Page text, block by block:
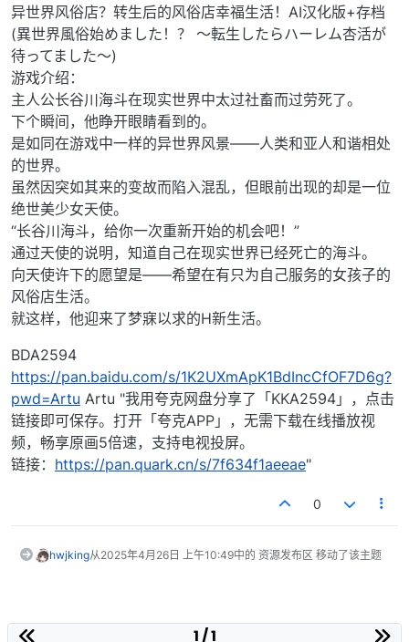
异世界风俗店？转生后的风俗店幸福生活！AI汉化版+存档
(異世界風俗始めました！？ ～転生したらハーレム杏活が
待ってました～)
游戏介绍：
主人公长谷川海斗在现实世界中太过社畜而过劳死了。
下个瞬间，他睁开眼睛看到的。
是如同在游戏中一样的异世界风景——人类和亚人和谐相处
的世界。
虽然因突如其来的变故而陷入混乱，但眼前出现的却是一位
绝世美少女天使。
“长谷川海斗，给你一次重新开始的机会吧！”
通过天使的说明，知道自己在现实世界已经死亡的海斗。
向天使许下的愿望是——希望在有只为自己服务的女孩子的
风俗店生活。
就这样，他迎来了梦寐以求的H新生活。
BDA2594
https://pan.baidu.com/s/1K2UXmApK1BdIncCfOF7D6g?
pwd=Artu Artu "我用夸克网盘分享了「KKA2594」，点击
链接即可保存。打开「夸克APP」，无需下载在线播放视
频，畅享原画5倍速，支持电视投屏。
链接： https://pan.quark.cn/s/7f634f1aeeae"
0
hwjking从2025年4月26日 上午10:49中的 资源发布区 移动了该主题
1 / 1